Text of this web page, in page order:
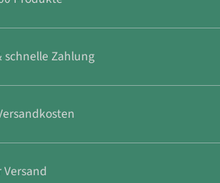
schnelle Zahlung